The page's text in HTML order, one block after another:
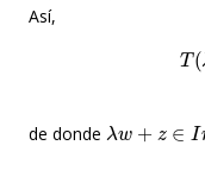
Así,
de donde
λ mT